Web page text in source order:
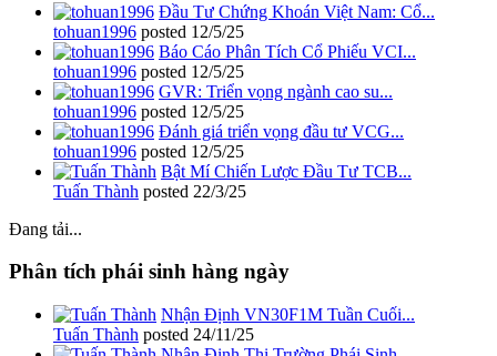
Đầu Tư Chứng Khoán Việt Nam: Cổ...
tohuan1996 posted 12/5/25
Báo Cáo Phân Tích Cổ Phiếu VCI...
tohuan1996 posted 12/5/25
GVR: Triển vọng ngành cao su...
tohuan1996 posted 12/5/25
Đánh giá triển vọng đầu tư VCG...
tohuan1996 posted 12/5/25
Bật Mí Chiến Lược Đầu Tư TCB...
Tuấn Thành posted 22/3/25
Đang tải...
Phân tích phái sinh hàng ngày
Nhận Định VN30F1M Tuần Cuối...
Tuấn Thành posted 24/11/25